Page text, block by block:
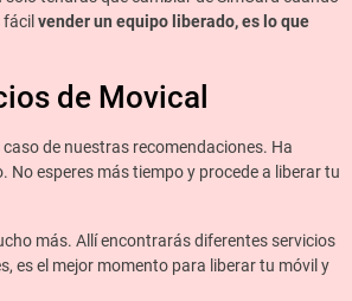
vender un equipo liberado, es lo que
de Movical
de nuestras recomendaciones. Ha
No esperes más tiempo y procede a liberar tu
más. Allí encontrarás diferentes servicios
es el mejor momento para liberar tu móvil y